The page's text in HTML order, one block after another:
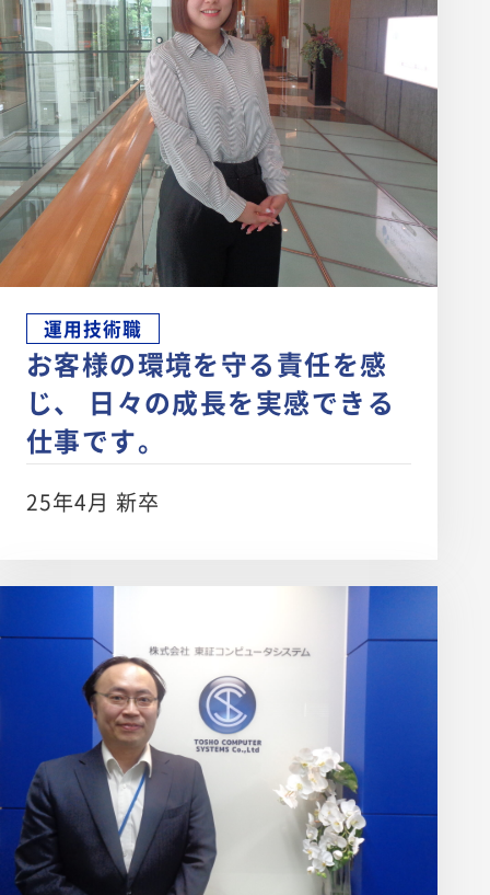
運用技術職
お客様の環境を守る責任を感
じ、 日々の成長を実感できる
仕事です。
25年4月 新卒